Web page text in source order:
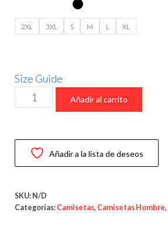
desde
2XL 3XL S M L XL
Size Guide
Camiseta
“Umbrella
–
Resident
cantidad
Añadir al carrito
Añadir a la lista de deseos
SKU: N/D
Categorías: Camisetas, Camisetas Hombre,